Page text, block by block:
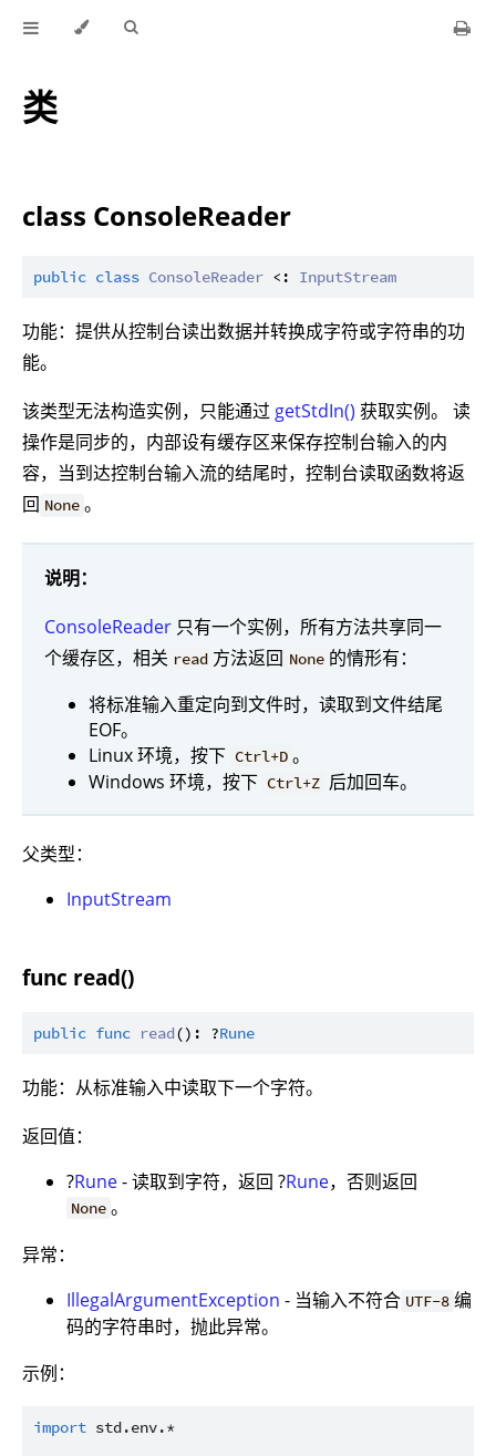
类
class ConsoleReader
public class ConsoleReader <: InputStream
功能：提供从控制台读出数据并转换成字符或字符串的功
能。
该类型无法构造实例，只能通过 getStdIn() 获取实例。 读
操作是同步的，内部设有缓存区来保存控制台输入的内
容，当到达控制台输入流的结尾时，控制台读取函数将返
回 None 。
说明：
ConsoleReader 只有一个实例，所有方法共享同一
个缓存区，相关 read 方法返回 None 的情形有：
将标准输入重定向到文件时，读取到文件结尾
EOF。
Linux 环境，按下 Ctrl+D 。
Windows 环境，按下 Ctrl+Z 后加回车。
父类型：
InputStream
func read()
public func read(): ?Rune
功能：从标准输入中读取下一个字符。
返回值：
?Rune- 读取到字符，返回 ?Rune，否则返回
None 。
异常：
IllegalArgumentException - 当输入不符合 UTF-8 编
码的字符串时，抛此异常。
示例：
import std.env.*